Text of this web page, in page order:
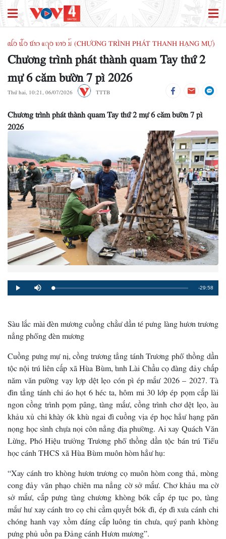
ꪹꪊꪉ ꪊꪲꪉ ꪠꪱꪒ ꪵꪖꪉ ꪭꪱꪉ ꪣꪳ (CHƯƠNG TRÌNH PHÁT THANH HẠNG MỰ)
Chương trình phát thành quam Tay thứ 2
mự 6 căm bườn 7 pì 2026
Thứ hai, 10:21, 06/07/2026 TTTB
Chương trình phát thành quam Tay thứ 2 mự 6 căm bườn 7 pì
2026
Play Mute Loaded:
0%
Progress:
0%
Remaining
-29:58
Sàu lắc mài đèn mương cuồng chằư dần té pưng làng hươn trương
nẳng phổng đèn mương
Cuồng pưng mự nị, cồng trương tẳng tánh Trương phổ thồng dần
tộc nội trú liên cấp xã Hùa Bùm, tỉnh Lài Chầu cọ đàng đảy chấp
năm văn pường vạy lợp dệt lẹo cón pì ép mắư 2026 – 2027. Tà
đìn tẳng tánh chi áo họt 6 héc ta, hôm mi 30 lớp ép pọm cắp lài
ngon cồng trình pọm pâng, tàng mắư, cồng trình chơ dệt lẹo, àu
khảu xủ chi khày ók khù ngai đì cuồng vịa ép học hẳư hạng păn
nọng học sình chựa nọi côn nẳng địa phường. Ai xay Quách Văn
Lừng, Phó Hiệu trưởng Trương phổ thồng dần tộc bán trú Tiểu
học cánh THCS xã Hùa Bùm muôn hòm hẳư hụ:
“Xay cánh tro khòng hươn trương cọ muôn hòm cong thả, mòng
cong đảy văn phạo chiên ma nẳng cờ sở mắư. Chơ khảu ma cờ
sở mắư, cắp pưng tàng chương khòng bók cắp ép tục po, tàng
mắư hư xay cánh tro cọ chi cằm quyết bók đì, ép đì xưa cánh chi
chóng hanh vạy xồm đáng cắp luông tin chưa, quý panh khòng
pưng phủ uồn pa Đảng cánh Hươn mương”.